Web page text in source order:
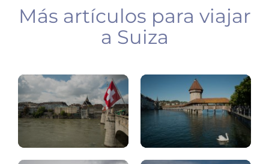
Más artículos para viajar
a Suiza
Lago
Zermatt